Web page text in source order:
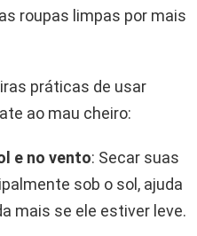
roupas limpas por mais
práticas de usar
ao mau cheiro:
e no vento: Secar suas
sob o sol, ajuda
mais se ele estiver leve.